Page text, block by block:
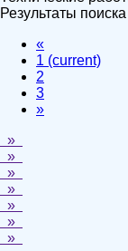
Результаты
«
1 (current)
2
3
»
»
»
»
»
»
»
»